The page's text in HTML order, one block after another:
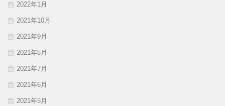
2022年1月
2021年10月
2021年9月
2021年8月
2021年7月
2021年6月
2021年5月